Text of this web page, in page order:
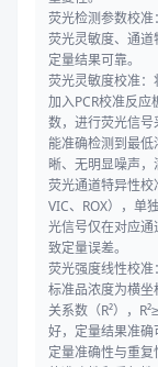
荧光检测参数校
荧光灵敏度、通道
定量结果可靠。
荧光灵敏度校准：
加入PCR校准反
数，进行荧光信
能准确检测到最
晰、无明显噪声，
荧光通道特异性校
VIC、ROX），单
光信号仅在对应
致定量误差。
荧光强度线性校
标准品浓度为横
关系数（R²），
好，定量结果准确
定量准确性与重